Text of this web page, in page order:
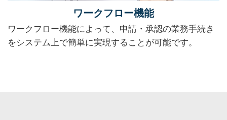
ワークフロー機能
ワークフロー機能によって、申請・承認の業務手続き
をシステム上で簡単に実現することが可能です。